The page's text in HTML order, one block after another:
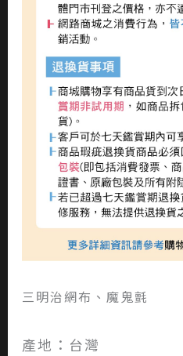
三明治網布、魔鬼氈
產地：台灣